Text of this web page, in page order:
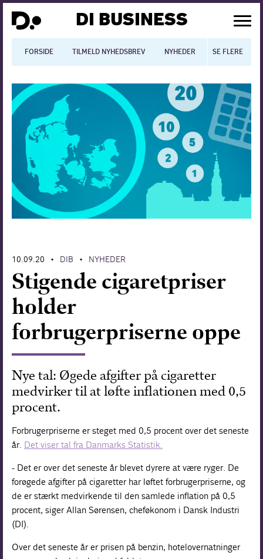
DI BUSINESS
FORSIDE TILMELD NYHEDSBREV NYHEDER BLOGS
SE FLERE
Dansk økonomi
Digitalisering
International økonomi
Arbejdsmiljø
Arbejdsmarkedet
Europapolitik
Forskning
10.09.20 • DIB • NYHEDER
Stigende cigaretpriser
holder
forbrugerpriserne oppe
Nye tal: Øgede afgifter på cigaretter
medvirker til at løfte inflationen med 0,5
procent.
Forbrugerpriserne er steget med 0,5 procent over det seneste
år. Det viser tal fra Danmarks Statistik.
- Det er over det seneste år blevet dyrere at være ryger. De
forøgede afgifter på cigaretter har løftet forbrugerpriserne, og
de er stærkt medvirkende til den samlede inflation på 0,5
procent, siger Allan Sørensen, cheføkonom i Dansk Industri
(DI).
Over det seneste år er prisen på benzin, hotelovernatninger